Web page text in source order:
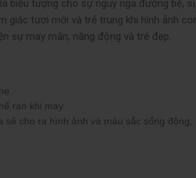
biểu tượng cho sự nguy nga đường bệ,
giác tươi mới và trẻ trung khi hình ảnh
sự may mắn, năng động và trẻ đẹp.
rạn khi may.
cho ra hình ảnh và màu sắc sống